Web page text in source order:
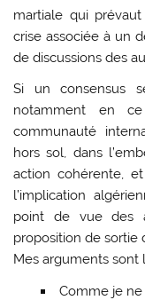
martiale qui
crise associée à un
de discussions des
Si un consensus
notamment en
communauté
hors sol, dans
action cohérente,
l’implication
point de vue des
proposition de sortie
Mes arguments sont
Comme je